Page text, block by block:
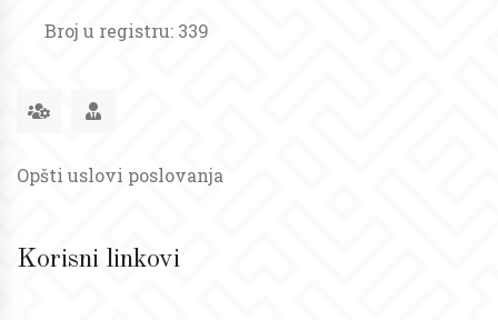
Broj u registru: 339
Opšti uslovi poslovanja
Korisni linkovi